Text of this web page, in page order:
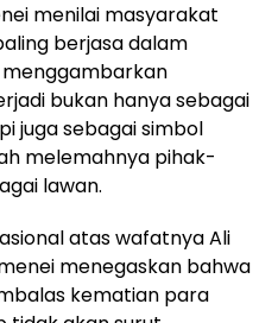
menilai masyarakat
berjasa dalam
bukan hanya sebagai
juga sebagai simbol
melemahnya pihak-
lawan.
atas wafatnya Ali
menegaskan bahwa
kematian para